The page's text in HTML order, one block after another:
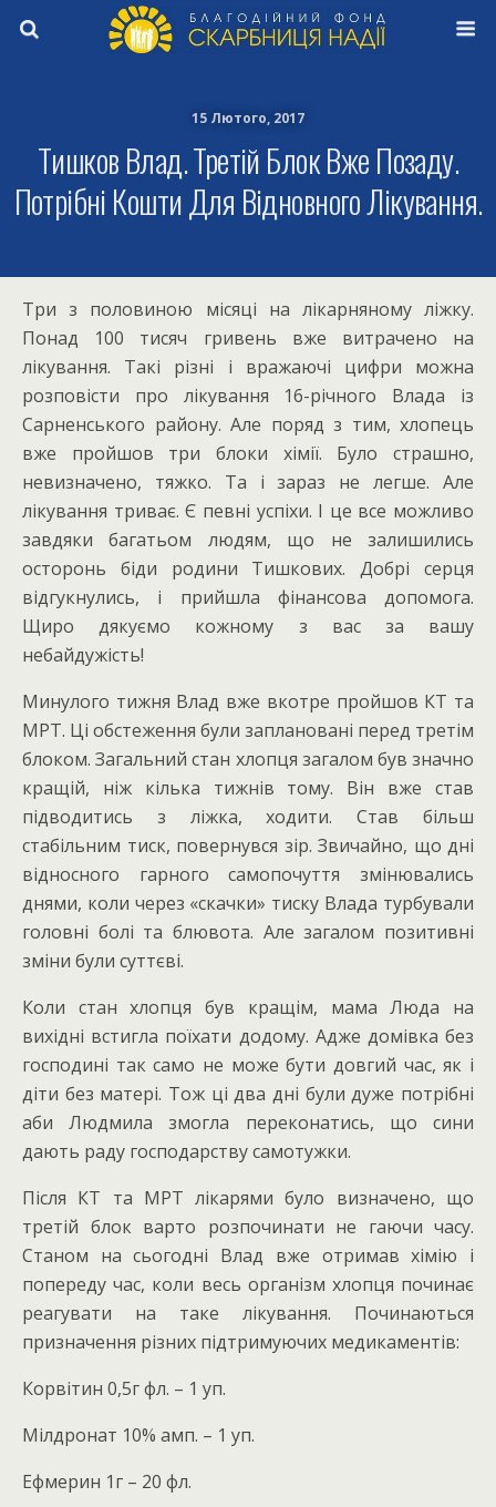
15 Лютого, 2017
Тишков Влад. Третій Блок Вже Позаду.
Потрібні Кошти Для Відновного Лікування.
Три з половиною місяці на лікарняному ліжку.
Понад 100 тисяч гривень вже витрачено на
лікування. Такі різні і вражаючі цифри можна
розповісти про лікування 16-річного Влада із
Сарненського району. Але поряд з тим, хлопець
вже пройшов три блоки хімії. Було страшно,
невизначено, тяжко. Та і зараз не легше. Але
лікування триває. Є певні успіхи. І це все можливо
завдяки багатьом людям, що не залишились
осторонь біди родини Тишкових. Добрі серця
відгукнулись, і прийшла фінансова допомога.
Щиро дякуємо кожному з вас за вашу
небайдужість!
Минулого тижня Влад вже вкотре пройшов КТ та
МРТ. Ці обстеження були заплановані перед третім
блоком. Загальний стан хлопця загалом був значно
кращій, ніж кілька тижнів тому. Він вже став
підводитись з ліжка, ходити. Став більш
стабільним тиск, повернувся зір. Звичайно, що дні
відносного гарного самопочуття змінювались
днями, коли через «скачки» тиску Влада турбували
головні болі та блювота. Але загалом позитивні
зміни були суттєві.
Коли стан хлопця був кращім, мама Люда на
вихідні встигла поїхати додому. Адже домівка без
господині так само не може бути довгий час, як і
діти без матері. Тож ці два дні були дуже потрібні
аби Людмила змогла переконатись, що сини
дають раду господарству самотужки.
Після КТ та МРТ лікарями було визначено, що
третій блок варто розпочинати не гаючи часу.
Станом на сьогодні Влад вже отримав хімію і
попереду час, коли весь організм хлопця починає
реагувати на таке лікування. Починаються
призначення різних підтримуючих медикаментів:
Корвітин 0,5г фл. – 1 уп.
Мілдронат 10% амп. – 1 уп.
Ефмерин 1г – 20 фл.